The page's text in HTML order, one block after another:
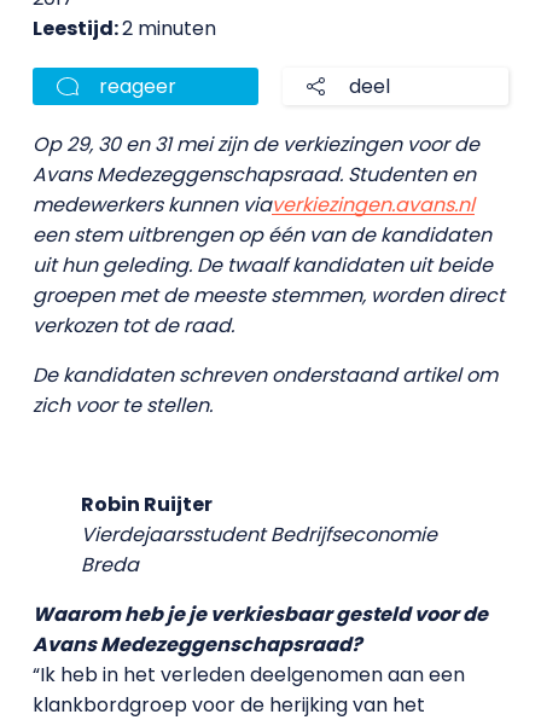
Leestijd:2 minuten
reageer deel
Op 29, 30 en 31 mei zijn de verkiezingen voor de
Avans Medezeggenschapsraad. Studenten en
medewerkers kunnen viaverkiezingen.avans.nl
een stem uitbrengen op één van de kandidaten
uit hun geleding. De twaalf kandidaten uit beide
groepen met de meeste stemmen, worden direct
verkozen tot de raad.
De kandidaten schreven onderstaand artikel om
zich voor te stellen.
Robin Ruijter
Vierdejaarsstudent Bedrijfseconomie
Breda
Waarom heb je je verkiesbaar gesteld voor de
Avans Medezeggenschapsraad?
“Ik heb in het verleden deelgenomen aan een
klankbordgroep voor de herijking van het